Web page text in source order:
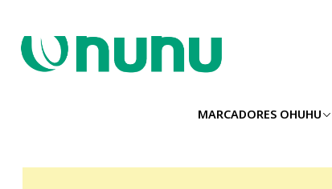
MARCADORES OHUHU